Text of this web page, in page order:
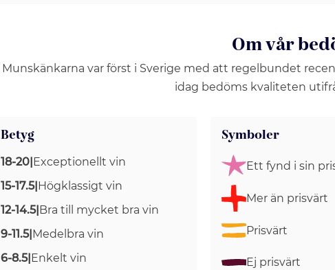
Om vår
Munskänkarna var först i Sverige med att regelbundet
idag bedöms kvaliteten
Betyg
18-20|Exceptionellt vin
15-17.5|Högklassigt vin
12-14.5|Bra till mycket bra vin
9-11.5|Medelbra vin
6-8.5|Enkelt vin
Symboler
Ett fynd i sin
Mer än prisvärt
Prisvärt
Ej prisvärt